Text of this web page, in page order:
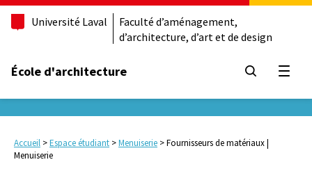
Université Laval
Faculté d’aménagement,
d’architecture, d’art et de design
École d'architecture
Accueil >Espace étudiant >Menuiserie >Fournisseurs de matériaux |
Menuiserie